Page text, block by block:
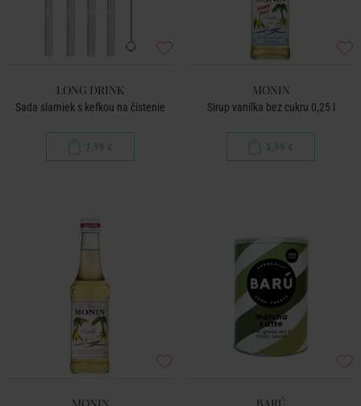
LONG DRINK
Sada slamiek s kefkou na čistenie
7,99 €
MONIN
Sirup vanilka bez cukru 0,25 l
5,99 €